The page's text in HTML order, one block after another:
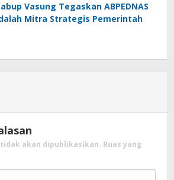
Vasung Tegaskan ABPEDNAS
Mitra Strategis Pemerintah
akan dipublikasikan. Ruas yang